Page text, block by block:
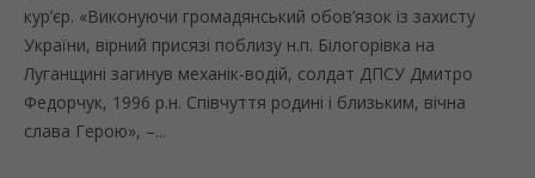
кур’єр. «Виконуючи громадянський обов’язок із захисту
України, вірний присязі поблизу н.п. Білогорівка на
Луганщині загинув механік-водій, солдат ДПСУ Дмитро
Федорчук, 1996 р.н. Співчуття родині і близьким, вічна
слава Герою», –...